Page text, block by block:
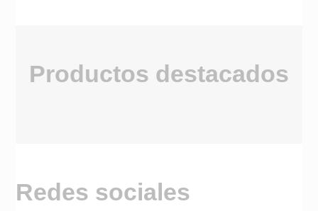
Productos destacados
Redes sociales